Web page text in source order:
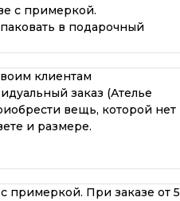
с примеркой.
в подарочный
клиентам
заказ (Ателье
вещь, которой нет
и размере.
примеркой. При заказе от 5